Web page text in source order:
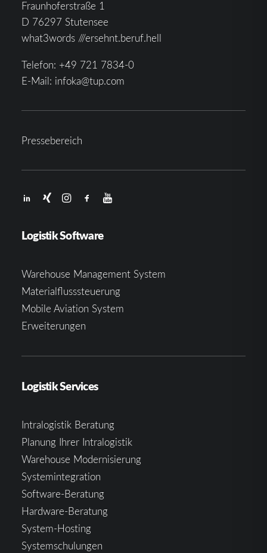
Fraunhoferstraße 1
D 76297 Stutensee
what3words ///ersehnt.beruf.hell
Telefon: +49 721 7834-0
E-Mail: infoka@tup.com
Pressebereich
Logistik Software
Warehouse Management System
Materialflusssteuerung
Mobile Aviation System
Erweiterungen
Logistik Services
Intralogistik Beratung
Planung Ihrer Intralogistik
Warehouse Modernisierung
Systemintegration
Software-Beratung
Hardware-Beratung
System-Hosting
Systemschulungen